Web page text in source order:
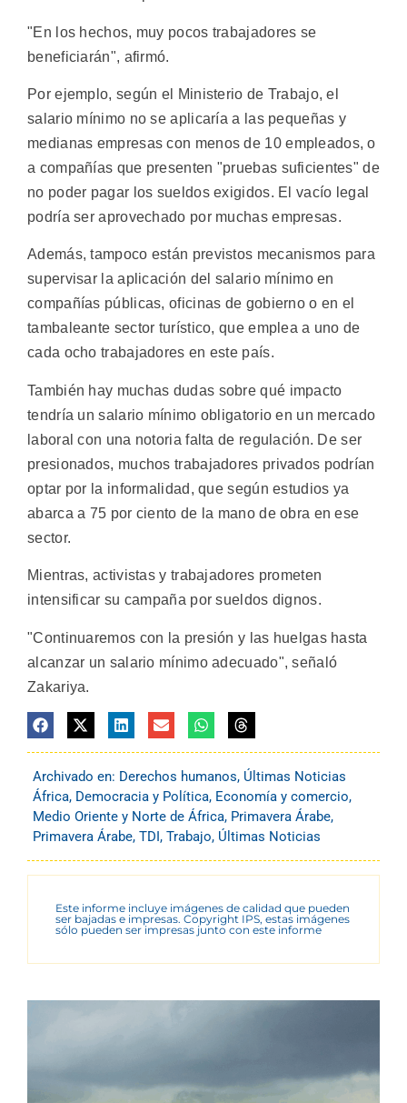
"En los hechos, muy pocos trabajadores se
beneficiarán", afirmó.
Por ejemplo, según el Ministerio de Trabajo, el
salario mínimo no se aplicaría a las pequeñas y
medianas empresas con menos de 10 empleados, o
a compañías que presenten "pruebas suficientes" de
no poder pagar los sueldos exigidos. El vacío legal
podría ser aprovechado por muchas empresas.
Además, tampoco están previstos mecanismos para
supervisar la aplicación del salario mínimo en
compañías públicas, oficinas de gobierno o en el
tambaleante sector turístico, que emplea a uno de
cada ocho trabajadores en este país.
También hay muchas dudas sobre qué impacto
tendría un salario mínimo obligatorio en un mercado
laboral con una notoria falta de regulación. De ser
presionados, muchos trabajadores privados podrían
optar por la informalidad, que según estudios ya
abarca a 75 por ciento de la mano de obra en ese
sector.
Mientras, activistas y trabajadores prometen
intensificar su campaña por sueldos dignos.
"Continuaremos con la presión y las huelgas hasta
alcanzar un salario mínimo adecuado", señaló
Zakariya.
Archivado en: Derechos humanos, Últimas Noticias
África, Democracia y Política, Economía y comercio,
Medio Oriente y Norte de África, Primavera Árabe,
Primavera Árabe, TDI, Trabajo, Últimas Noticias
Este informe incluye imágenes de calidad que pueden
ser bajadas e impresas. Copyright IPS, estas imágenes
sólo pueden ser impresas junto con este informe